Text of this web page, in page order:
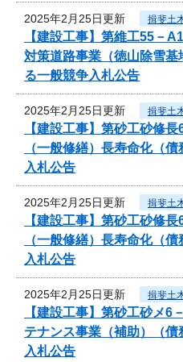
2025年2月25日更新 揖斐土
【建設工事】第維工55－
対策道路事業（徳山除雪
る一般競争入札公告
2025年2月25日更新 揖斐土
【建設工事】第砂工砂
（一般修繕）長寿命化（
入札公告
2025年2月25日更新 揖斐土
【建設工事】第砂工砂修
（一般修繕）長寿命化（
入札公告
2025年2月25日更新 揖斐土
【建設工事】第砂工砂
テナンス事業（補助）（
入札公告